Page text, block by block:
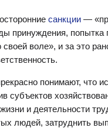
санкции —
принуждения, попытка
своей воле», и за это
понимают, что
субъектов
и деятельности
людей, затруднить